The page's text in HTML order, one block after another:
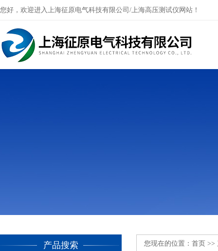
您好，欢迎进入上海征原电气科技有限公司/上海高压测试仪网站！
产品搜索 您现在的位置： 首页 >>